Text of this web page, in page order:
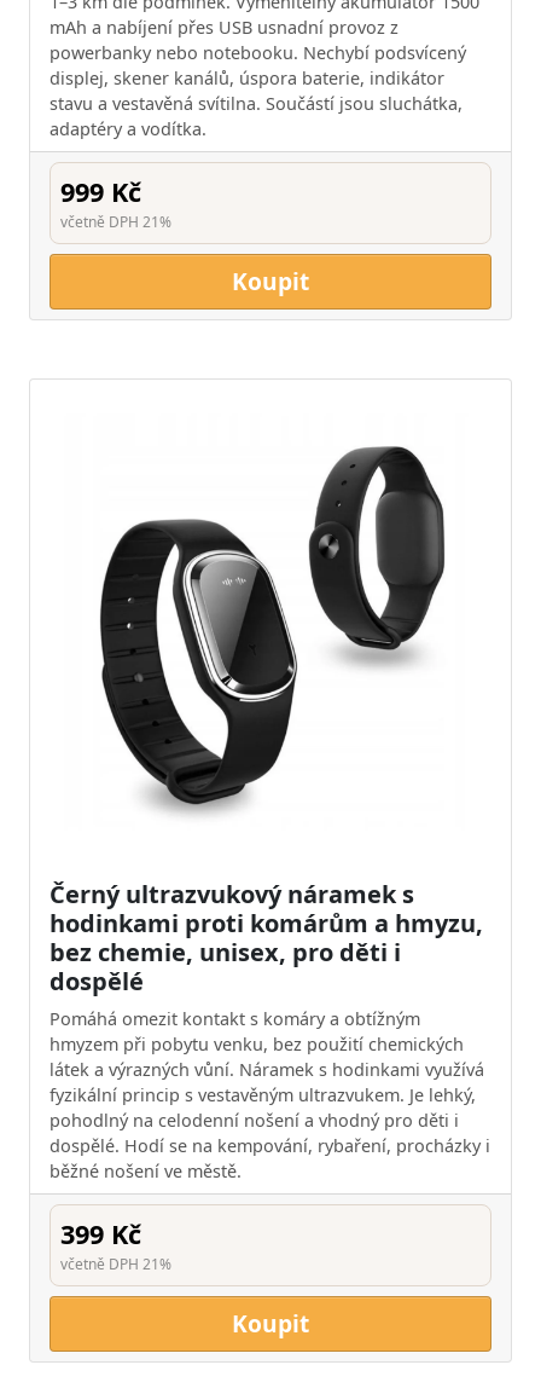
mAh a nabíjení přes USB usnadní provoz z
powerbanky nebo notebooku. Nechybí podsvícený
displej, skener kanálů, úspora baterie, indikátor
stavu a vestavěná svítilna. Součástí jsou sluchátka,
adaptéry a vodítka.
999 Kč
včetně DPH 21%
Koupit
Černý ultrazvukový náramek s
hodinkami proti komárům a hmyzu,
bez chemie, unisex, pro děti i
dospělé
Pomáhá omezit kontakt s komáry a obtížným
hmyzem při pobytu venku, bez použití chemických
látek a výrazných vůní. Náramek s hodinkami využívá
fyzikální princip s vestavěným ultrazvukem. Je lehký,
pohodlný na celodenní nošení a vhodný pro děti i
dospělé. Hodí se na kempování, rybaření, procházky i
běžné nošení ve městě.
399 Kč
včetně DPH 21%
Koupit